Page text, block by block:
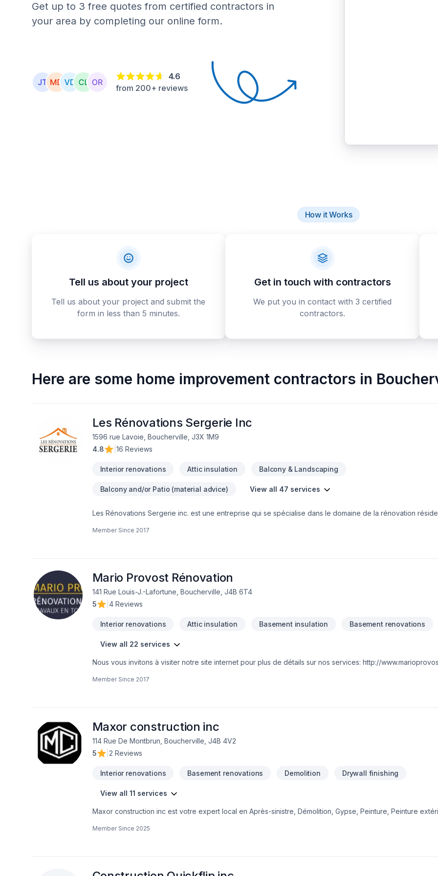
Get up to 3 free quotes from certified contractors in
your area by completing our online form.
4.6
from 200+ reviews
How it Works
Tell us about your project
Tell us about your project and submit the
form in less than 5 minutes.
Get in touch with contractors
We put you in contact with 3 certified
contractors.
Here are some home improvement contractors in
Les Rénovations Sergerie Inc
1596 rue Lavoie, Boucherville, J3X 1M9
4.8
16 Reviews
Interior renovations Attic insulation Balcony & Landscaping
Balcony and/or Patio (material advice) View all 47 services
Les Rénovations Sergerie inc. est une entreprise qui se spécialise dans le domaine de la rénovation
,démolition. Nous saurons répondre à vos attentes avec nos équipes spécialisés et aussi avec notre
Member Since 2017
Mario Provost Rénovation
141 Rue Louis-J.-Lafortune, Boucherville, J4B 6T4
5
4 Reviews
Interior renovations Attic insulation Basement insulation Basement renovations
View all 22 services
Nous vous invitons à visiter notre site internet pour plus de détails sur nos services: http://
Member Since 2017
Maxor construction inc
114 Rue De Montbrun, Boucherville, J4B 4V2
5
2 Reviews
Interior renovations Basement renovations Demolition Drywall finishing
View all 11 services
Maxor construction inc est votre expert local en Après-sinistre, Démolition, Gypse, Peinture, Peinture
concrétiser vos projets tout en respectant vos exigences, vos délais et votre vision. Parlons de votre
Member Since 2025